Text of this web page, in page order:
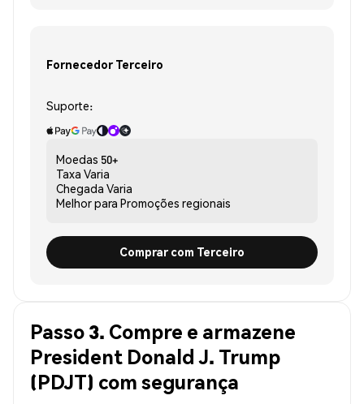
Fornecedor Terceiro
Suporte:
Moedas 50+
Taxa Varia
Chegada Varia
Melhor para Promoções regionais
Comprar com Terceiro
Passo 3. Compre e armazene
President Donald J. Trump
(PDJT) com segurança